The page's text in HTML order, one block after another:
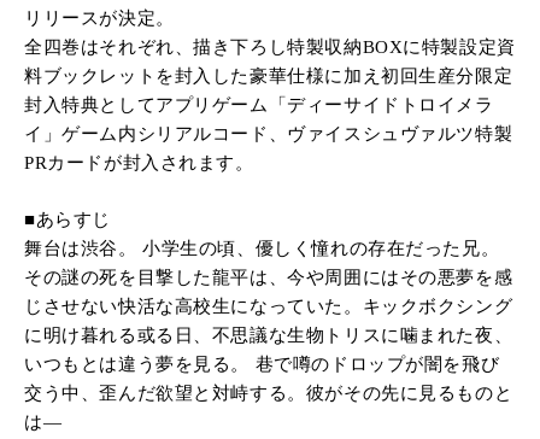
リリースが決定。
全四巻はそれぞれ、描き下ろし特製収納BOXに特製設定資
料ブックレットを封入した豪華仕様に加え初回生産分限定
封入特典としてアプリゲーム「ディーサイドトロイメラ
イ」ゲーム内シリアルコード、ヴァイスシュヴァルツ特製
PRカードが封入されます。
■あらすじ
舞台は渋谷。 小学生の頃、優しく憧れの存在だった兄。
その謎の死を目撃した龍平は、今や周囲にはその悪夢を感
じさせない快活な高校生になっていた。キックボクシング
に明け暮れる或る日、不思議な生物トリスに噛まれた夜、
いつもとは違う夢を見る。 巷で噂のドロップが闇を飛び
交う中、歪んだ欲望と対峙する。彼がその先に見るものと
は—